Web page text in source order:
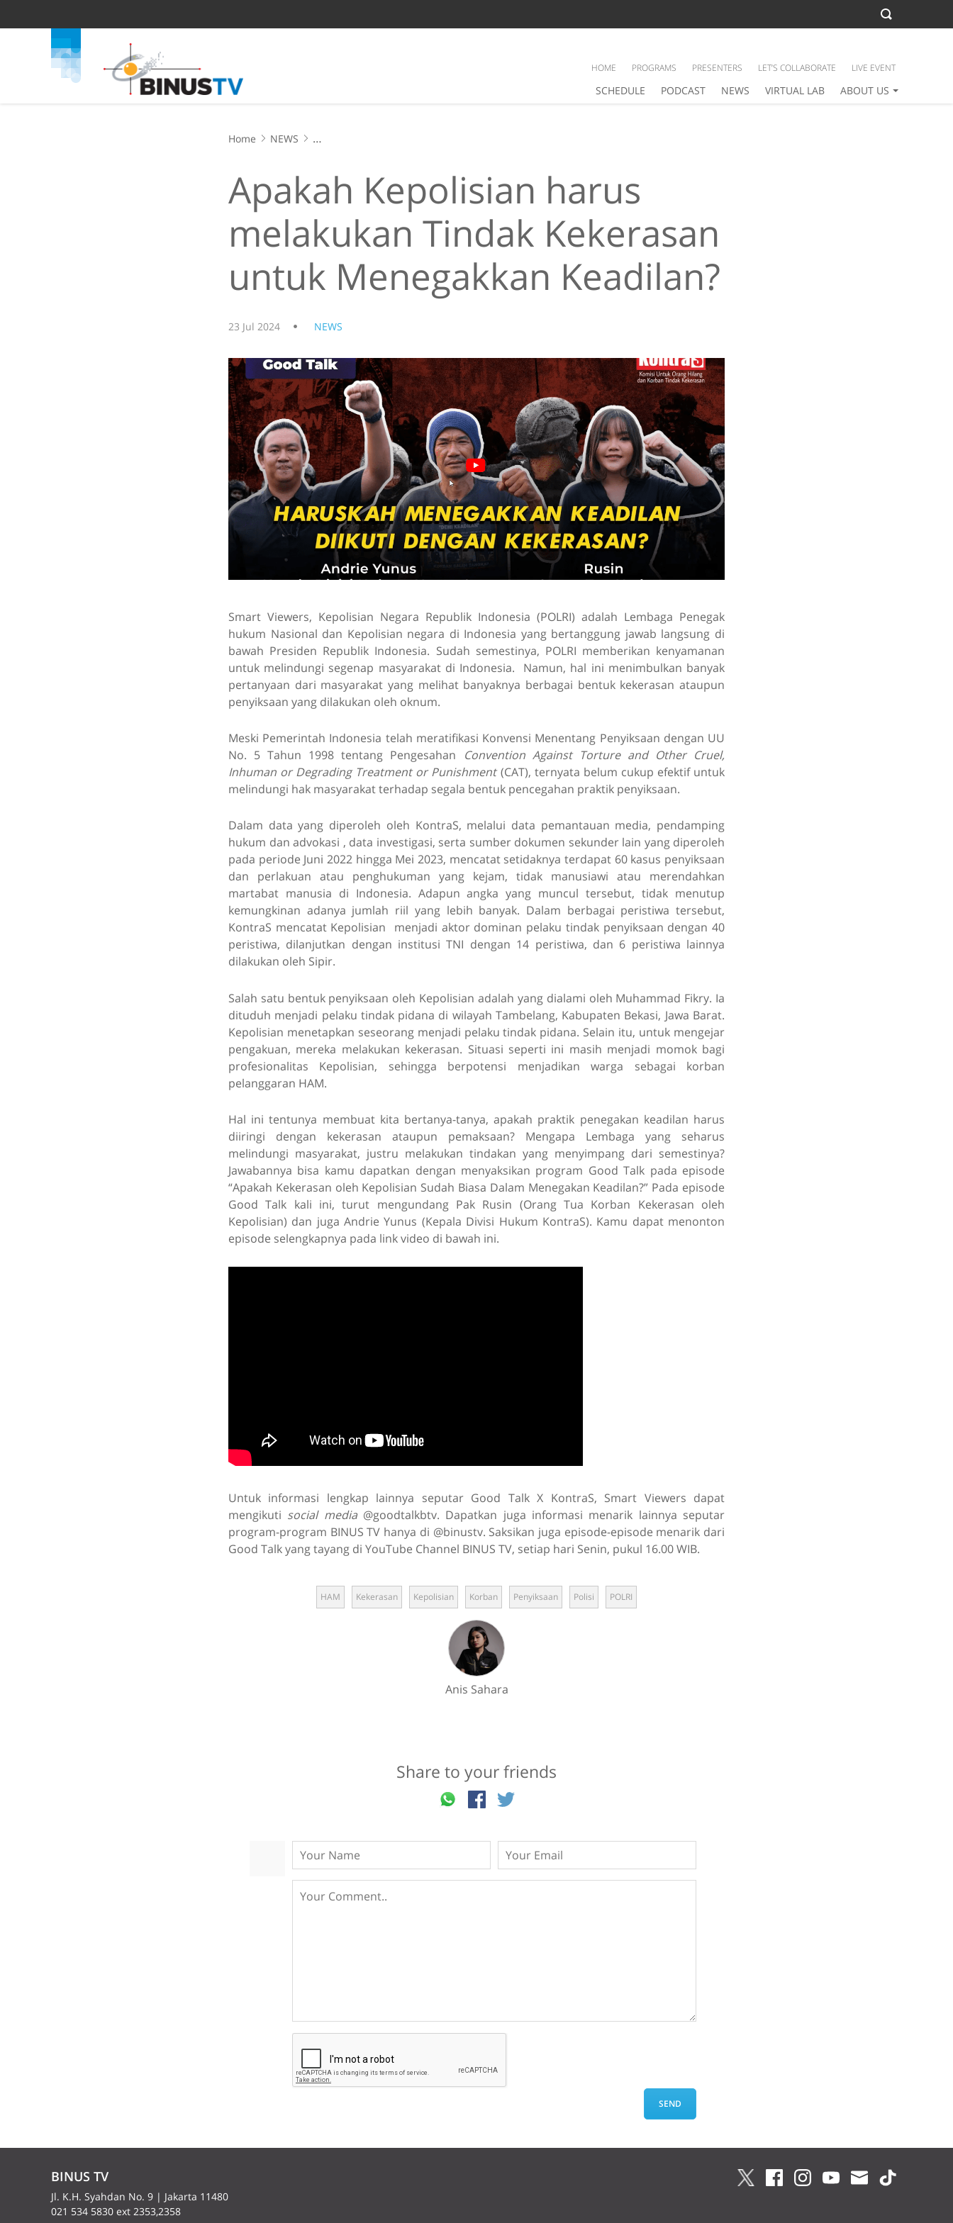
SCHEDULE PODCAST NEWS VIRTUAL LAB ABOUT US
HOME PROGRAMS PRESENTERS LET’S COLLABORATE LIVE EVENT
Home
NEWS
Apakah Kepolisian harus
melakukan Tindak Kekerasan
untuk Menegakkan Keadilan?
23 Jul 2024 NEWS
Smart Viewers, Kepolisian Negara Republik Indonesia (POLRI) adalah Lembaga Penegak
hukum Nasional dan Kepolisian negara di Indonesia yang bertanggung jawab langsung di
bawah Presiden Republik Indonesia. Sudah semestinya, POLRI memberikan kenyamanan
untuk melindungi segenap masyarakat di Indonesia. Namun, hal ini menimbulkan banyak
pertanyaan dari masyarakat yang melihat banyaknya berbagai bentuk kekerasan ataupun
penyiksaan yang dilakukan oleh oknum.
Meski Pemerintah Indonesia telah meratifikasi Konvensi Menentang Penyiksaan dengan UU
No. 5 Tahun 1998 tentang Pengesahan
Convention Against Torture and Other Cruel,
Inhuman or Degrading Treatment or Punishment(CAT), ternyata belum cukup efektif untuk
melindungi hak masyarakat terhadap segala bentuk pencegahan praktik penyiksaan.
Dalam data yang diperoleh oleh KontraS, melalui data pemantauan media, pendamping
hukum dan advokasi , data investigasi, serta sumber dokumen sekunder lain yang diperoleh
pada periode Juni 2022 hingga Mei 2023, mencatat setidaknya terdapat 60 kasus penyiksaan
dan perlakuan atau penghukuman yang kejam, tidak manusiawi atau merendahkan
martabat manusia di Indonesia. Adapun angka yang muncul tersebut, tidak menutup
kemungkinan adanya jumlah riil yang lebih banyak. Dalam berbagai peristiwa tersebut,
KontraS mencatat Kepolisian menjadi aktor dominan pelaku tindak penyiksaan dengan 40
peristiwa, dilanjutkan dengan institusi TNI dengan 14 peristiwa, dan 6 peristiwa lainnya
dilakukan oleh Sipir.
Salah satu bentuk penyiksaan oleh Kepolisian adalah yang dialami oleh Muhammad Fikry. Ia
dituduh menjadi pelaku tindak pidana di wilayah Tambelang, Kabupaten Bekasi, Jawa Barat.
Kepolisian menetapkan seseorang menjadi pelaku tindak pidana. Selain itu, untuk mengejar
pengakuan, mereka melakukan kekerasan. Situasi seperti ini masih menjadi momok bagi
profesionalitas Kepolisian, sehingga berpotensi menjadikan warga sebagai korban
pelanggaran HAM.
Hal ini tentunya membuat kita bertanya-tanya, apakah praktik penegakan keadilan harus
diiringi dengan kekerasan ataupun pemaksaan? Mengapa Lembaga yang seharus
melindungi masyarakat, justru melakukan tindakan yang menyimpang dari semestinya?
Jawabannya bisa kamu dapatkan dengan menyaksikan program Good Talk pada episode
“Apakah Kekerasan oleh Kepolisian Sudah Biasa Dalam Menegakan Keadilan?” Pada episode
Good Talk kali ini, turut mengundang Pak Rusin (Orang Tua Korban Kekerasan oleh
Kepolisian) dan juga Andrie Yunus (Kepala Divisi Hukum KontraS). Kamu dapat menonton
episode selengkapnya pada link video di bawah ini.
Untuk informasi lengkap lainnya seputar Good Talk X KontraS, Smart Viewers dapat
mengikuti social media@goodtalkbtv. Dapatkan juga informasi menarik lainnya seputar
program-program BINUS TV hanya di @binustv. Saksikan juga episode-episode menarik dari
Good Talk yang tayang di YouTube Channel BINUS TV, setiap hari Senin, pukul 16.00 WIB.
HAM Kekerasan Kepolisian Korban Penyiksaan Polisi POLRI
Anis Sahara
Share to your friends
BINUS TV
Jl. K.H. Syahdan No. 9 | Jakarta 11480
021 534 5830 ext 2353,2358